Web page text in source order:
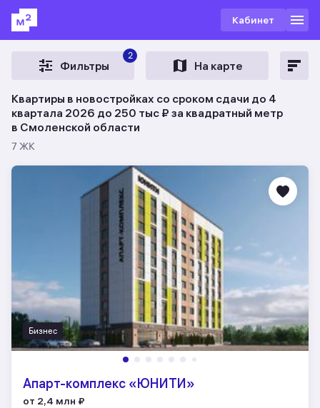
Кабинет
Фильтры
2
На карте
Квартиры в новостройках со сроком сдачи до 4
квартала 2026 до 250 тыс ₽ за квадратный метр
в Смоленской области
7 ЖК
Бизнес
Апарт-комплекс «ЮНИТИ»
от 2,4 млн ₽